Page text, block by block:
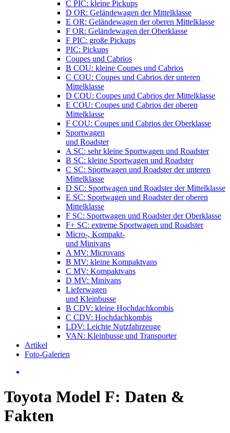
C PIC: kleine Pickups
D OR: Geländewagen der Mittelklasse
E OR: Geländewagen der oberen Mittelklasse
F OR: Geländewagen der Oberklasse
F PIC: große Pickups
PIC: Pickups
Coupes und Cabrios
B COU: kleine Coupes und Cabrios
C COU: Coupes und Cabrios der unteren
Mittelklasse
D COU: Coupes und Cabrios der Mittelklasse
E COU: Coupes und Cabrios der oberen
Mittelklasse
F COU: Coupes und Cabrios der Oberklasse
Sportwagen
und Roadster
A SC: sehr kleine Sportwagen und Roadster
B SC: kleine Sportwagen und Roadster
C SC: Sportwagen und Roadster der unteren
Mittelklasse
D SC: Sportwagen und Roadster der Mittelklasse
E SC: Sportwagen und Roadster der oberen
Mittelklasse
F SC: Sportwagen und Roadster der Oberklasse
F+ SC: extreme Sportwagen und Roadster
Micro-, Kompakt-
und Minivans
A MV: Microvans
B MV: kleine Kompaktvans
C MV: Kompaktvans
D MV: Minivans
Lieferwagen
und Kleinbusse
B CDV: kleine Hochdachkombis
C CDV: Hochdachkombis
LDV: Leichte Nutzfahrzeuge
VAN: Kleinbusse und Transporter
Artikel
Foto-Galerien
Toyota Model F: Daten &
Fakten